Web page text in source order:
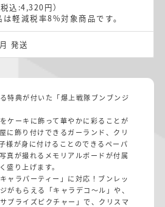
込:4,320円）
軽減税率8%対象商品です。
発送
特典が付いた「爆上戦隊ブンブンジ
ケーキに飾って華やかに彩ることが
に飾り付けできるガーランド、クリ
様が身に付けることのできるペーパ
真が撮れるメモリアルボードが付属
盛り上げます。
ャラパーティー」に対応！ブンレッ
がもらえる「キャラデコ〜ル」や、
プライズピクチャー」で、クリスマ